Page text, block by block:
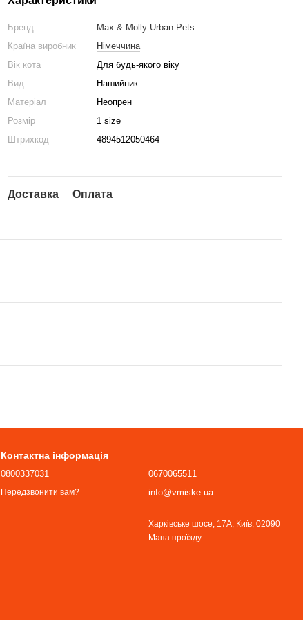
Бренд
Max & Molly Urban Pets
Країна виробник
Німеччина
Вік кота
Для будь-якого віку
Вид
Нашийник
Матеріал
Неопрен
Розмір
1 size
Штрихкод
4894512050464
Доставка Оплата
Контактна інформація
0800337031
Передзвонити вам?
0670065511
info@vmiske.ua
Харківське шосе, 17А, Київ, 02090
Мапа проїзду